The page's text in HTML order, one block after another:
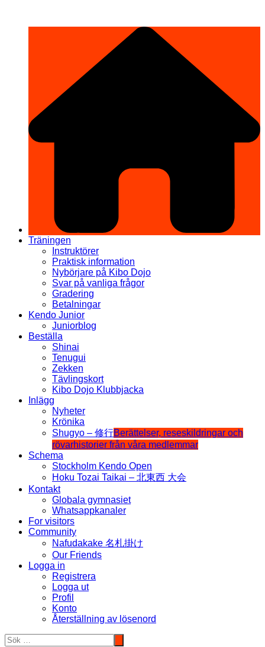
Träningen
Instruktörer
Praktisk information
Nybörjare på Kibo Dojo
Svar på vanliga frågor
Gradering
Betalningar
Kendo Junior
Juniorblog
Beställa
Shinai
Tenugui
Zekken
Tävlingskort
Kibo Dojo Klubbjacka
Inlägg
Nyheter
Krönika
Shugyo – 修行Berättelser, reseskildringar och
rövarhistorier från våra medlemmar
Schema
Stockholm Kendo Open
Hoku Tozai Taikai – 北東西 大会
Kontakt
Globala gymnasiet
Whatsappkanaler
For visitors
Community
Nafudakake 名札掛け
Our Friends
Logga in
Registrera
Logga ut
Profil
Konto
Återställning av lösenord